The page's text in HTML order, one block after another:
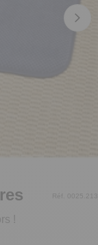
!
Réf. 0025.213